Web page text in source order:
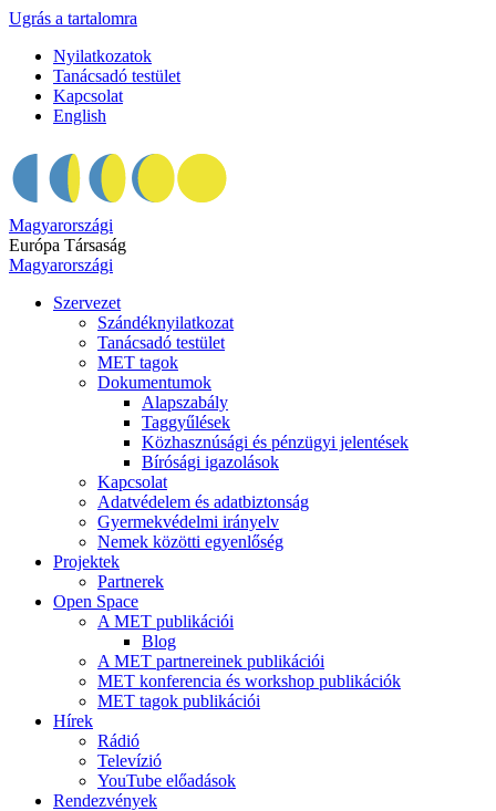
Ugrás a tartalomra
Nyilatkozatok
Tanácsadó testület
Kapcsolat
English
Magyarországi
Európa Társaság
Magyarországi
Szervezet
Szándéknyilatkozat
Tanácsadó testület
MET tagok
Dokumentumok
Alapszabály
Taggyűlések
Közhasznúsági és pénzügyi jelentések
Bírósági igazolások
Kapcsolat
Adatvédelem és adatbiztonság
Gyermekvédelmi irányelv
Nemek közötti egyenlőség
Projektek
Partnerek
Open Space
A MET publikációi
Blog
A MET partnereinek publikációi
MET konferencia és workshop publikációk
MET tagok publikációi
Hírek
Rádió
Televízió
YouTube előadások
Rendezvények